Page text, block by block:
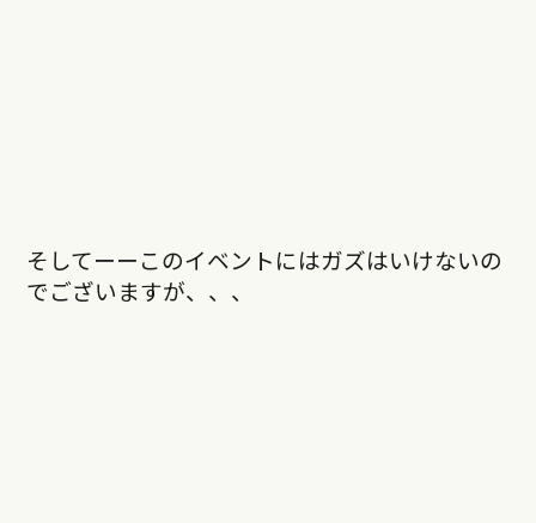
そしてーーこのイベントにはガズはいけないの
でございますが、、、